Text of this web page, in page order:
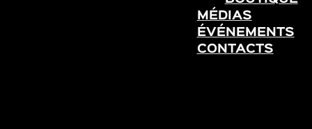
MÉDIAS
ÉVÉNEMENTS
CONTACTS